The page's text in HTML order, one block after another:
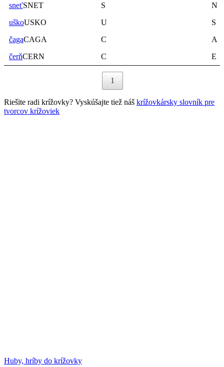
sneťSNET S
N
uškoUSKO U
S
čagaCAGA C
A
čerňCERN C E
1
Riešite radi krížovky? Vyskúšajte tiež náš krížovkársky slovník pre
tvorcov krížoviek
Huby, hríby do krížovky